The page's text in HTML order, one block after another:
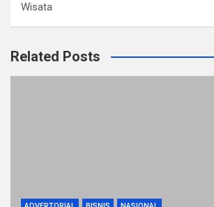
Wisata
Related Posts